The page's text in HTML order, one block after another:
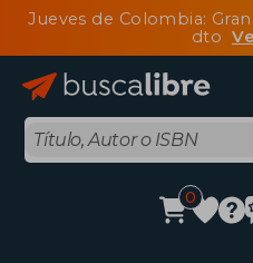
Jueves de Colombia:
dto
0